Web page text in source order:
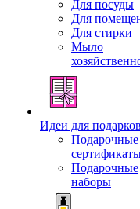
Для посуды
Для
Для стирки
Мыло
Идеи для подарков
Подарочные
Подарочные
наборы